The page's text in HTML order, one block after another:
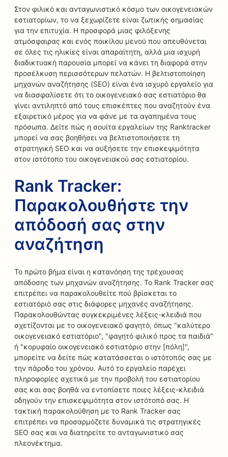
Στον φιλικό και ανταγωνιστικό κόσμο των οικογενειακών
εστιατορίων, το να ξεχωρίζετε είναι ζωτικής σημασίας
για την επιτυχία. Η προσφορά μιας φιλόξενης
ατμόσφαιρας και ενός ποικίλου μενού που απευθύνεται
σε όλες τις ηλικίες είναι απαραίτητη, αλλά μια ισχυρή
διαδικτυακή παρουσία μπορεί να κάνει τη διαφορά στην
προσέλκυση περισσότερων πελατών. Η βελτιστοποίηση
μηχανών αναζήτησης (SEO) είναι ένα ισχυρό εργαλείο για
να διασφαλίσετε ότι το οικογενειακό σας εστιατόριο θα
γίνει αντιληπτό από τους επισκέπτες που αναζητούν ένα
εξαιρετικό μέρος για να φάνε με τα αγαπημένα τους
πρόσωπα. Δείτε πώς η σουίτα εργαλείων της Ranktracker
μπορεί να σας βοηθήσει να βελτιστοποιήσετε τη
στρατηγική SEO και να αυξήσετε την επισκεψιμότητα
στον ιστότοπο του οικογενειακού σας εστιατορίου.
Rank Tracker:
Παρακολουθήστε την
απόδοσή σας στην
αναζήτηση
Το πρώτο βήμα είναι η κατανόηση της τρέχουσας
απόδοσης των μηχανών αναζήτησης. Το Rank Tracker σας
επιτρέπει να παρακολουθείτε πού βρίσκεται το
εστιατόριό σας στις διάφορες μηχανές αναζήτησης.
Παρακολουθώντας συγκεκριμένες λέξεις-κλειδιά που
σχετίζονται με το οικογενειακό φαγητό, όπως "καλύτερο
οικογενειακό εστιατόριο", "φαγητό φιλικό προς τα παιδιά"
ή "κορυφαίο οικογενειακό εστιατόριο στην [πόλη]",
μπορείτε να δείτε πώς κατατάσσεται ο ιστότοπός σας με
την πάροδο του χρόνου. Αυτό το εργαλείο παρέχει
πληροφορίες σχετικά με την προβολή του εστιατορίου
σας και σας βοηθά να εντοπίσετε ποιες λέξεις-κλειδιά
οδηγούν την επισκεψιμότητα στον ιστότοπό σας. Η
τακτική παρακολούθηση με το Rank Tracker σας
επιτρέπει να προσαρμόζετε δυναμικά τις στρατηγικές
SEO σας και να διατηρείτε το ανταγωνιστικό σας
πλεονέκτημα.